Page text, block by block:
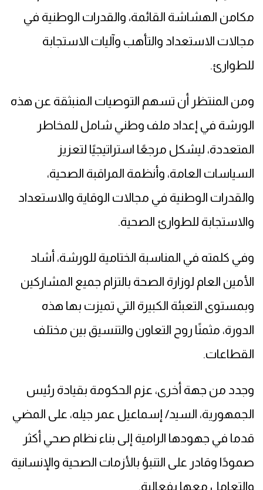
مكامن الهشاشة القائمة، والقدرات الوطنية في
مجالات الاستعداد والتأهب وآليات الاستجابة
للطوارئ.
ومن المنتظر أن تسهم التوصيات المنبثقة عن هذه
الورشة في إعداد ملف وطني شامل للمخاطر
المتعددة، ليشكل مرجعًا استراتيجيًا لتعزيز
السياسات العامة، وأنظمة المراقبة الصحية،
والقدرات الوطنية في مجالات الوقاية والاستعداد
والاستجابة للطوارئ الصحية.
وفي كلمته في المناسبة الختامية للورشة، أشاد
الأمين العام لوزارة الصحة بالتزام جميع المشاركين
وبمستوى التعبئة الكبيرة التي تميزت بها هذه
الدورة، مثمنًا روح التعاون والتنسيق بين مختلف
القطاعات.
وجدد من جهة أخرى، عزم الحكومة بقيادة رئيس
الجمهورية، السيد/ إسماعيل عمر جيله، على المضي
قدما في جهودها الرامية إلى بناء نظام صحي أكثر
صمودًا وقادر على التنبؤ بالأزمات الصحية والإنسانية
والتعامل معها بفعالية.